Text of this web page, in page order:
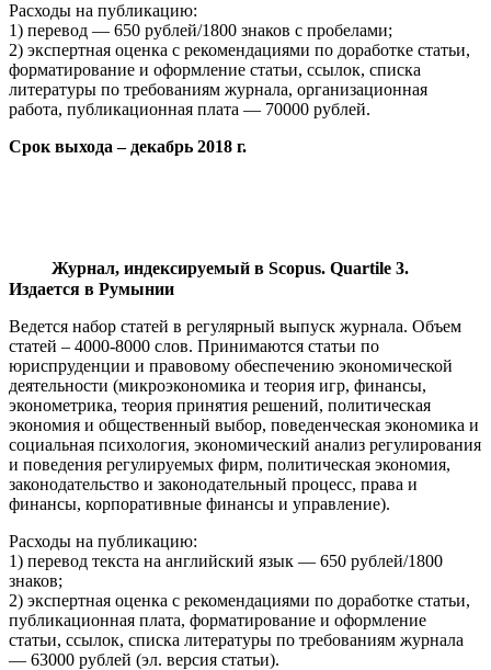
Расходы на публикацию:
1) перевод — 650 рублей/1800 знаков с пробелами;
2) экспертная оценка с рекомендациями по доработке статьи,
форматирование и оформление статьи, ссылок, списка
литературы по требованиям журнала, организационная
работа, публикационная плата — 70000 рублей.
Срок выхода – декабрь 2018 г.
Журнал, индексируемый в Scopus. Quartile 3.
Издается в Румынии
Ведется набор статей в регулярный выпуск журнала. Объем
статей – 4000-8000 слов. Принимаются статьи по
юриспруденции и правовому обеспечению экономической
деятельности (микроэкономика и теория игр, финансы,
эконометрика, теория принятия решений, политическая
экономия и общественный выбор, поведенческая экономика и
социальная психология, экономический анализ регулирования
и поведения регулируемых фирм, политическая экономия,
законодательство и законодательный процесс, права и
финансы, корпоративные финансы и управление).
Расходы на публикацию:
1) перевод текста на английский язык — 650 рублей/1800
знаков;
2) экспертная оценка с рекомендациями по доработке статьи,
публикационная плата, форматирование и оформление
статьи, ссылок, списка литературы по требованиям журнала
— 63000 рублей (эл. версия статьи).